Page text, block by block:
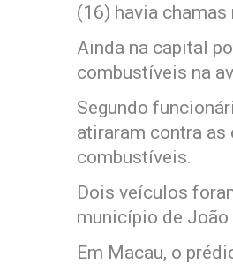
(16) havia chamas
Ainda na capital
combustíveis na
Segundo
atiraram contra as
combustíveis.
Dois veículos
município de
Em Macau, o